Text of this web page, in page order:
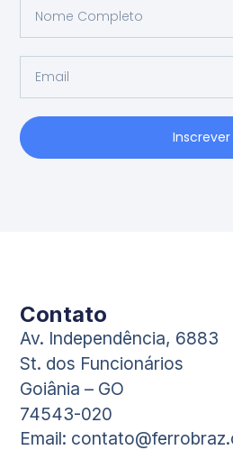
Inscrever
Contato
Av. Independência, 6883
St. dos Funcionários
Goiânia – GO
74543-020
Email: